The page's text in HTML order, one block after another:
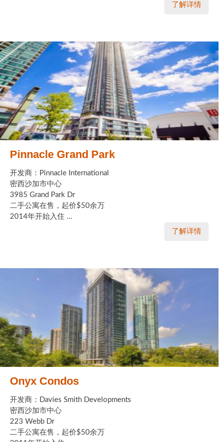
了解详情
Pinnacle Grand Park
开发商：Pinnacle International
密西沙加市中心
3985 Grand Park Dr
二手公寓在售，起价$50余万
2014年开始入住 ...
了解详情
Onyx Condos
开发商：Davies Smith Developments
密西沙加市中心
223 Webb Dr
二手公寓在售，起价$50余万